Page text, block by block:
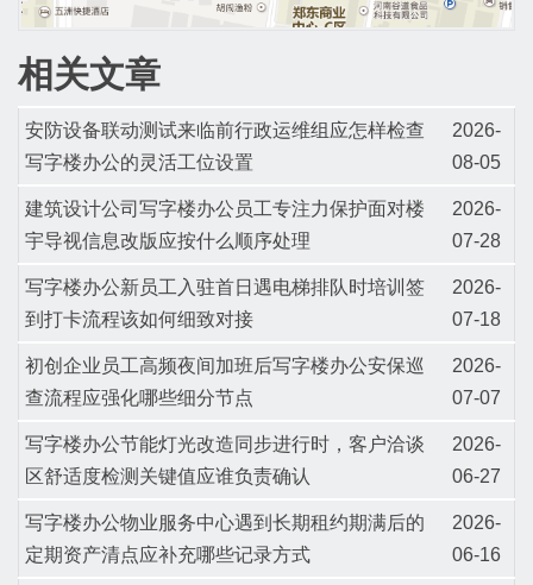
相关文章
安防设备联动测试来临前行政运维组应怎样检查
写字楼办公的灵活工位设置
2026-
08-05
建筑设计公司写字楼办公员工专注力保护面对楼
宇导视信息改版应按什么顺序处理
2026-
07-28
写字楼办公新员工入驻首日遇电梯排队时培训签
到打卡流程该如何细致对接
2026-
07-18
初创企业员工高频夜间加班后写字楼办公安保巡
查流程应强化哪些细分节点
2026-
07-07
写字楼办公节能灯光改造同步进行时，客户洽谈
区舒适度检测关键值应谁负责确认
2026-
06-27
写字楼办公物业服务中心遇到长期租约期满后的
定期资产清点应补充哪些记录方式
2026-
06-16